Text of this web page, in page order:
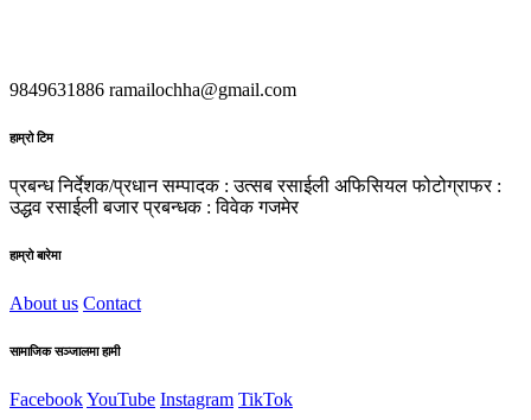
9849631886 ramailochha@gmail.com
हाम्रो टिम
प्रबन्ध निर्देशक/प्रधान सम्पादक : उत्सब रसाईली अफिसियल फोटोग्राफर :
उद्धव रसाईली बजार प्रबन्धक : विवेक गजमेर
हाम्रो बारेमा
About us Contact
सामाजिक सञ्जालमा हामी
FacebookYouTube Instagram TikTok